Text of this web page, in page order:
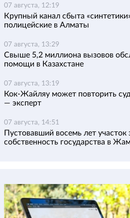
07 августа, 12:19
Крупный канал сбыта
полицейские в Алматы
07 августа, 13:29
Свыше 5,2 миллиона вызовов
помощи в Казахстане
07 августа, 13:19
Кок-Жайляу может повторить
— эксперт
07 августа, 14:51
Пустовавший восемь лет участок
собственность государства в